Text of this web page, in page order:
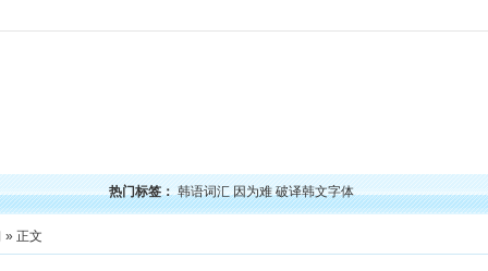
热门标签： 韩语词汇 因为难 破译韩文字体
» 正文